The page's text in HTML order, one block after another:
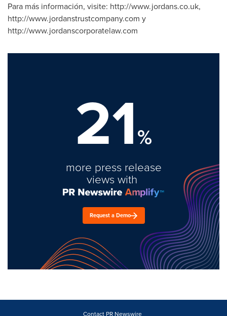
Para más información, visite: http://www.jordans.co.uk,
http://www.jordanstrustcompany.com y
http://www.jordanscorporatelaw.com
21%
more press release
views with
Request a Demo
Contact PR Newswire